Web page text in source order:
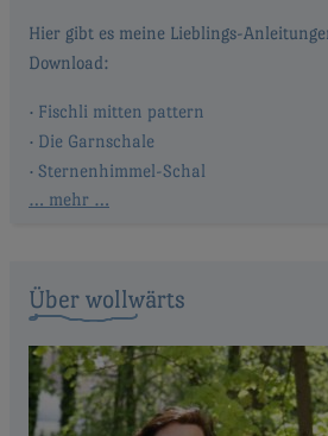
Fischli mitten pattern
Die Garnschale
Sternenhimmel-Schal
… mehr …
Über wollwärts